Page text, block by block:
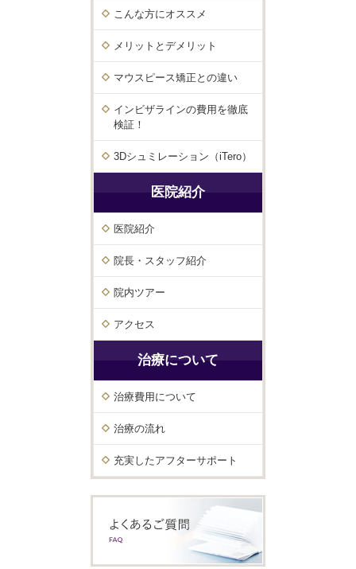
こんな方にオススメ
メリットとデメリット
マウスピース矯正との違い
インビザラインの費用を徹底
検証！
3Dシュミレーション（iTero）
医院紹介
医院紹介
院長・スタッフ紹介
院内ツアー
アクセス
治療について
治療費用について
治療の流れ
充実したアフターサポート